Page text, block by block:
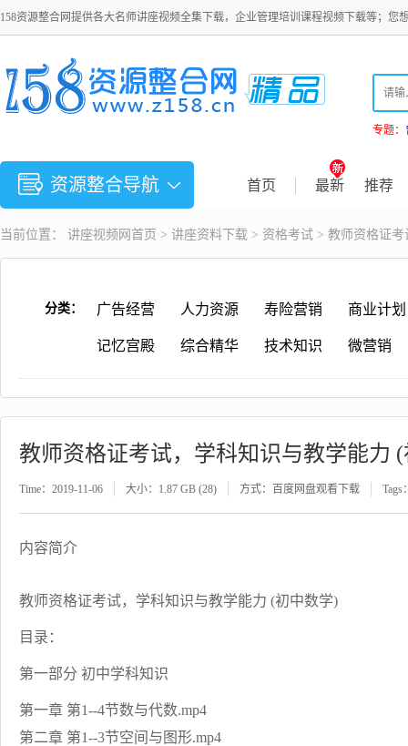
158资源整合网提供各大名师讲座视频全集下载，企业管理培训课程视频下载等；您
专题：
资源整合导航 首页 最新 推荐
当前位置： 讲座视频 网首页 > 讲座资料下载 > 资格考试 > 教师资格证
分类： 广告经营 人力资源 寿险营销 商业计划
记忆宫殿 综合精华 技术知识 微营销
教师资格证考试，学科知识与教学能力
Time：2019-11-06 大小：1.87 GB (28) 方式：百度网盘观看下载 Tags
内容简介
教师资格证考试，学科知识与教学能力 (初中数学)
目录：
第一部分 初中学科知识
第一章 第1--4节数与代数.mp4
第二章 第1--3节空间与图形.mp4